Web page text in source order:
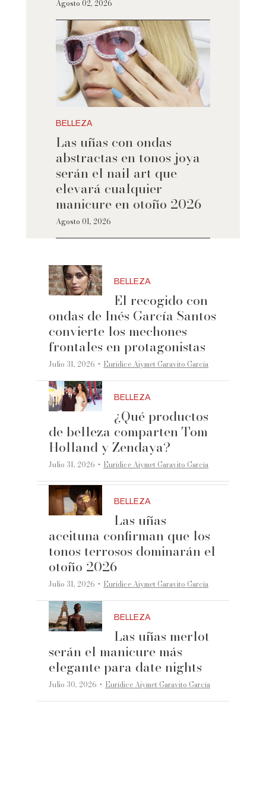
Agosto 02, 2026
BELLEZA
Las uñas con ondas
abstractas en tonos joya
serán el nail art que
elevará cualquier
manicure en otoño 2026
Agosto 01, 2026
BELLEZA
El recogido con
ondas de Inés García Santos
convierte los mechones
frontales en protagonistas
Julio 31, 2026 ·Eurídice Aiymet Garavito García
BELLEZA
¿Qué productos
de belleza comparten Tom
Holland y Zendaya?
Julio 31, 2026 ·Eurídice Aiymet Garavito García
BELLEZA
Las uñas
aceituna confirman que los
tonos terrosos dominarán el
otoño 2026
Julio 31, 2026 ·Eurídice Aiymet Garavito García
BELLEZA
Las uñas merlot
serán el manicure más
elegante para date nights
Julio 30, 2026 ·Eurídice Aiymet Garavito García